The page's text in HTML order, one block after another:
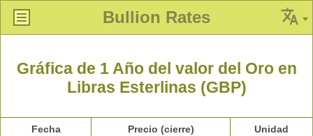
Bullion Rates
Gráfica de 1 Año del valor del Oro en
Libras Esterlinas (GBP)
Fecha Precio (cierre) Unidad